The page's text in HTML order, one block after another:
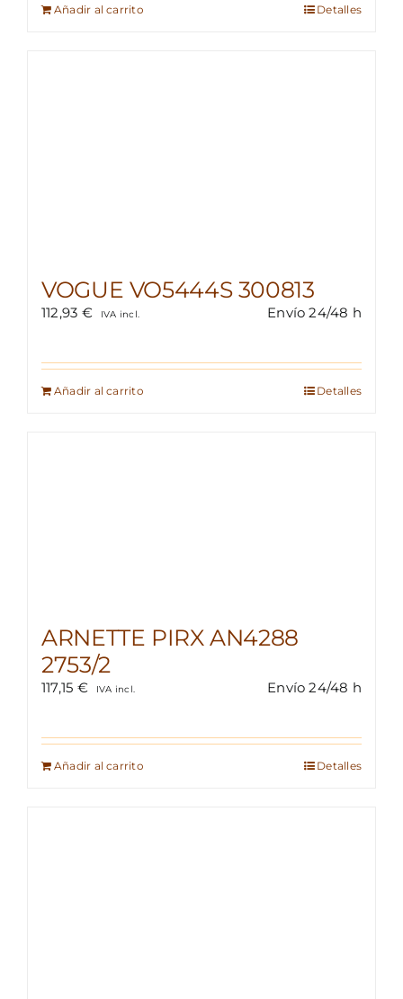
110,00 €.
Añadir al carrito Detalles
VOGUE VO5444S 300813
112,93 € IVA incl. Envío 24/48 h
Añadir al carrito Detalles
ARNETTE PIRX AN4288
2753/2
117,15 € IVA incl. Envío 24/48 h
Añadir al carrito Detalles